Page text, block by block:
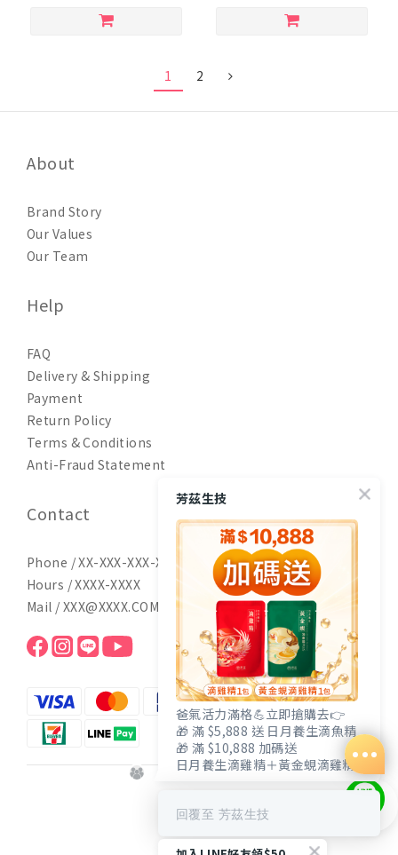
1 2
About
Brand Story
Our Values
Our Team
Help
FAQ
Delivery & Shipping
Payment
Return Policy
Terms & Conditions
Anti-Fraud Statement
Contact
Phone / XX-XXX-XXX-XXX
Hours / XXXX-XXXX
Mail / XXX@XXXX.COM
芳茲生技
爸氣活力滿格💪立即搶購去👉
🎁 滿 $5,888 送 日月養生滴魚精
🎁 滿 $10,888 加碼送
日月養生滴雞精＋黃金蜆滴雞精
回覆至 芳茲生技